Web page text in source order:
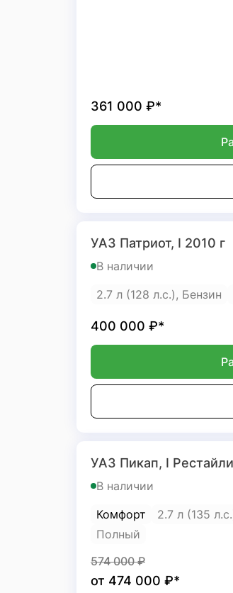
361 000 ₽*
УАЗ Патриот, I 2010 г
В наличии
2.7 л (128 л.с.), Бензин
400 000 ₽*
УАЗ Пикап, I
В наличии
Комфорт
2.7 л (135
Полный
574 000₽
от 474 000 ₽*